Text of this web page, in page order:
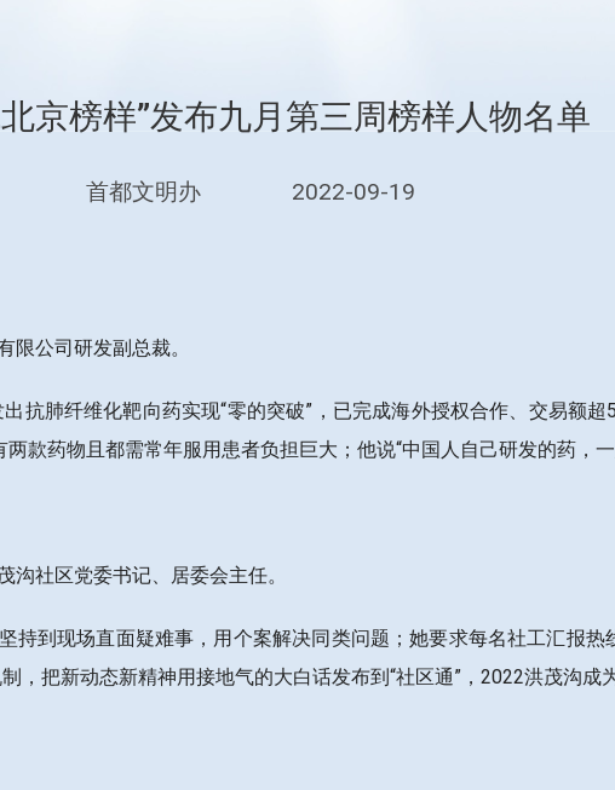
京榜样”发布九月第三周榜样人物名单
首都文明办 2022-09-19
公司研发副总裁。
抗肺纤维化靶向药实现“零的突破”，已完成海外授权合作、交易额
款药物且都需常年服用患者负担巨大；他说“中国人自己研发的药，
社区党委书记、居委会主任。
持到现场直面疑难事，用个案解决同类问题；她要求每名社工汇报
，把新动态新精神用接地气的大白话发布到“社区通”，2022洪茂沟成